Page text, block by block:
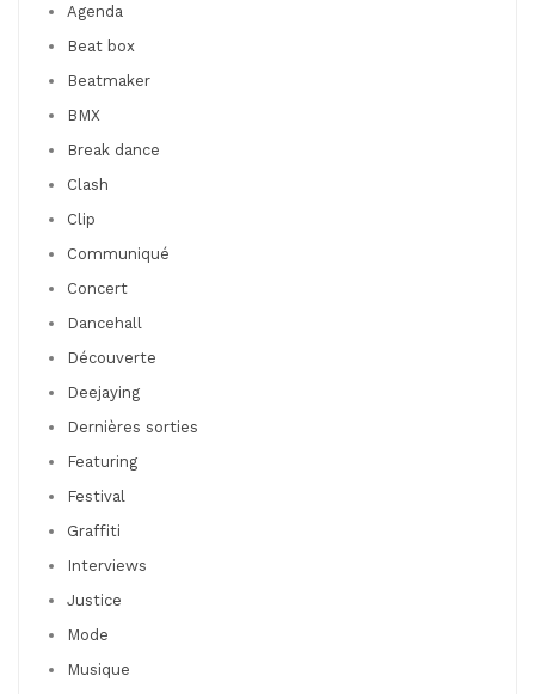
Agenda
Beat box
Beatmaker
BMX
Break dance
Clash
Clip
Communiqué
Concert
Dancehall
Découverte
Deejaying
Dernières sorties
Featuring
Festival
Graffiti
Interviews
Justice
Mode
Musique